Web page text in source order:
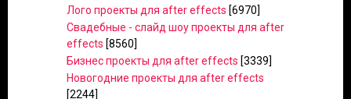
Лого проекты для after effects [6970]
Свадебные - слайд шоу проекты для after
effects [8560]
Бизнес проекты для after effects [3339]
Новогодние проекты для after effects
[2244]